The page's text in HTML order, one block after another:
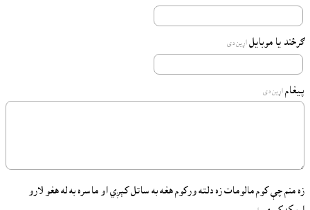
ګرځند يا موبايل اړين دى
پيغام اړين دى
زه منم چې کوم مالومات زه دلته ورکوم هغه به ساتل کېږي او ماسره به له هغو لارو